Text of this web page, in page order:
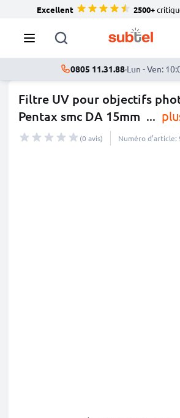
Excellent 2500+
0805 11.31.88·Lun - Ven:
Filtre UV pour objectifs
Pentax smc DA 15mm ...
(0 avis) Numéro d’article: